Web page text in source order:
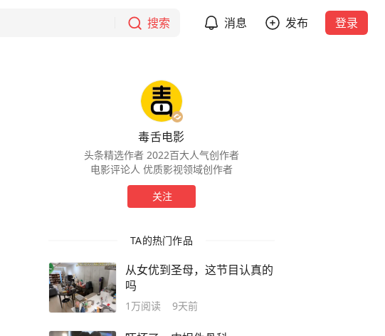
搜索 消息 发布 登录
毒舌电影
头条精选作者 2022百大人气创作者
电影评论人 优质影视领域创作者
关注
TA的热门作品
从女优到圣母，这节目认真的
吗
1万阅读 9天前